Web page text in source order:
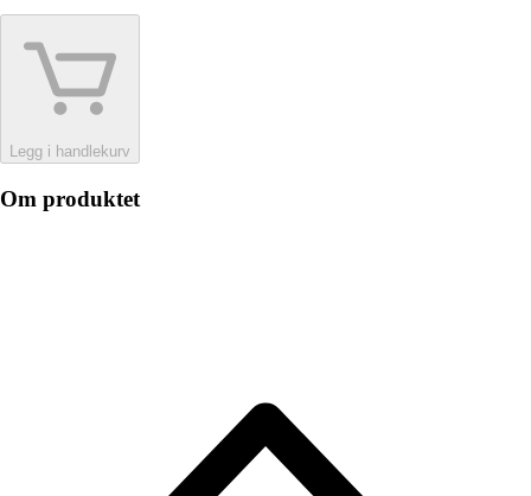
Legg i handlekurv
Om produktet